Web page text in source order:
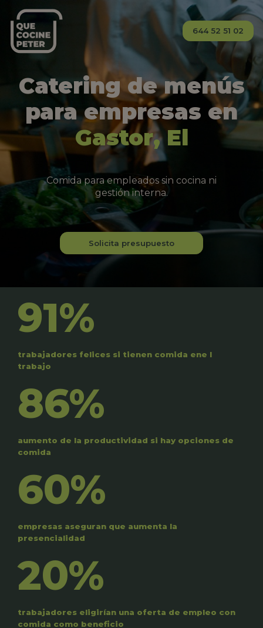
644 52 51 02
Catering de menús
para empresas en
Gastor, El
Comida para empleados sin cocina ni
gestión interna.
Solicita presupuesto
91%
trabajadores felices si tienen comida ene l
trabajo
86%
aumento de la productividad si hay opciones de
comida
60%
empresas aseguran que aumenta la
presencialidad
20%
trabajadores eligirían una oferta de empleo con
comida como beneficio